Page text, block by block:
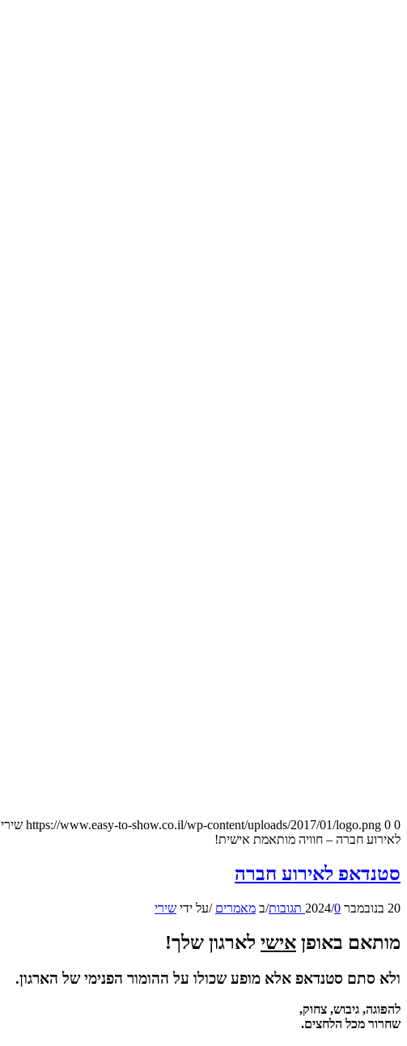
https://www.easy-to-show.co.il/wp-content/uploads/2017/01/logo.png 0 0 שירי
לאירוע חברה – חוויה מותאמת אישית!
סטנדאפ לאירוע חברה
20 בנובמבר 2024 /0 תגובות /ב מאמרים /על ידי שירי
מותאם באופן אישי לארגון שלך!
ולא סתם סטנדאפ אלא מופע שכולו על ההומור הפנימי של הארגון.
להפוגה, גיבוש, צחוק,
שחרור מכל הלחצים.